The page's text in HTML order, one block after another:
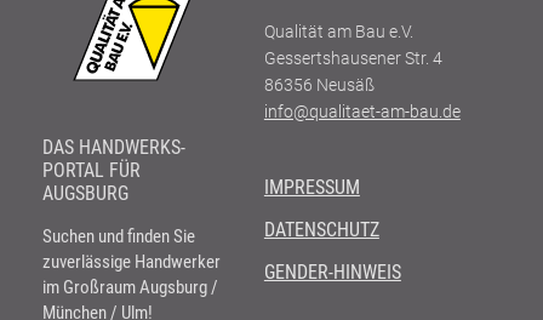
DAS HANDWERKS-
PORTAL FÜR
AUGSBURG
Suchen und finden Sie
zuverlässige Handwerker
im Großraum Augsburg /
München / Ulm!
Qualität am Bau e.V.
Gessertshausener Str. 4
86356 Neusäß
info@qualitaet-am-bau.de
IMPRESSUM
DATENSCHUTZ
GENDER-HINWEIS